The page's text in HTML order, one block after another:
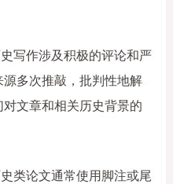
写作涉及积极的评论和严
多次推敲，批判性地解
文章和相关历史背景的
类论文通常使用脚注或尾